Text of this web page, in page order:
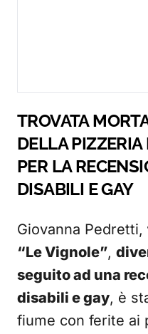
TROVATA
DELLA
PER LA
DISABILI E GAY
Giovanna Pedretti,
“Le Vignole”,
seguito ad una
disabili e gay, è
fiume con ferite ai